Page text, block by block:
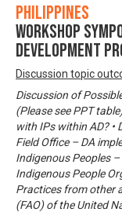
Philippines
Workshop
Development
Discussion topic
Discussion of
(Please see PPT
with IPs within AD? •
Field Office – DA
Indigenous Peoples
Indigenous People
Practices from other
(FAO) of the United